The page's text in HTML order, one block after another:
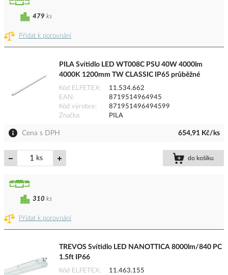
Přidat k porovnání
479 ks
PILA Svítidlo LED WT008C PSU 40W 4000lm
4000K 1200mm TW CLASSIC IP65 průběžné
Kód ELFETEX
11.534.662
EAN
8719514964945
Kód výrobce
871951496494599
Značka
PILA
Cena s DPH 654,91 Kč/ks
ks do košíku
Přidat k porovnání
310 ks
TREVOS Svítidlo LED NANOTTICA 8000lm/840 PC
1.5ft IP66
Kód ELFETEX
11.463.155